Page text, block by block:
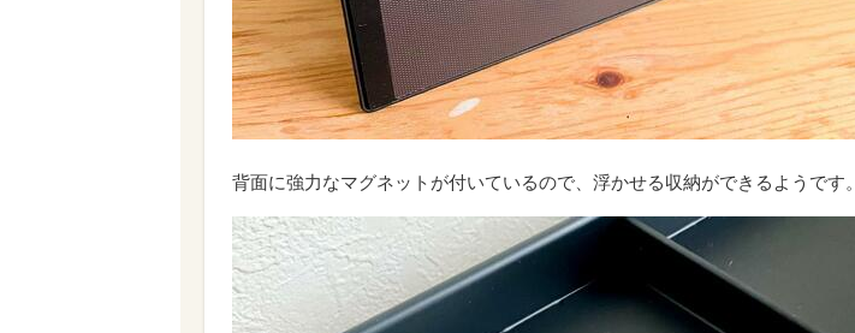
背面に強力なマグネットが付いているので、浮かせる収納ができるようです。